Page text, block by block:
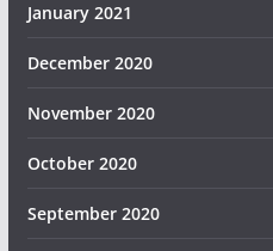
January 2021
December 2020
November 2020
October 2020
September 2020